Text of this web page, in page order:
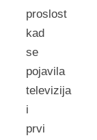
proslost
kad
se
pojavila
televizija
i
prvi